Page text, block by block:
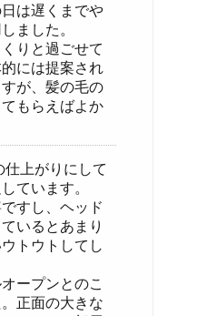
は遅くまでや
ました。
りと過ごせて
には提案され
が、髪の毛の
もらえばよか
仕上がりにして
ています。
すし、ヘッド
いるとあまり
トウトしてし
ープンとのこ
正面の大きな